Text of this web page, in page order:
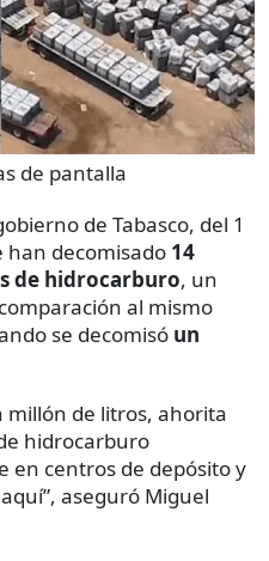
de pantalla
de Tabasco, del 1
han decomisado 14
de hidrocarburo, un
al mismo
se decomisó un
millón de litros, ahorita
hidrocarburo
en centros de depósito y
aseguró Miguel